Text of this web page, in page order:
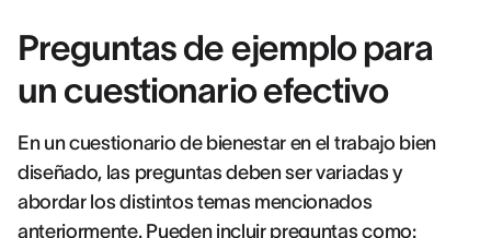
Preguntas de ejemplo para
un cuestionario efectivo
En un cuestionario de bienestar en el trabajo bien
diseñado, las preguntas deben ser variadas y
abordar los distintos temas mencionados
anteriormente. Pueden incluir preguntas como: